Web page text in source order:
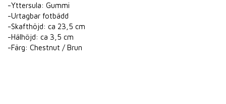
-Yttersula: Gummi
-Urtagbar fotbädd
-Skafthöjd: ca 23,5 cm
-Hälhöjd: ca 3,5 cm
-Färg: Chestnut / Brun